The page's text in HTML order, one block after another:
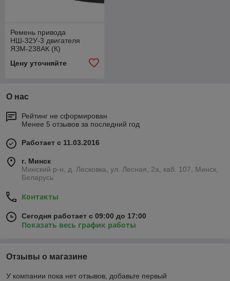
Ремень привода
НШ-32У-3 двигателя
ЯЗМ-238АК (К)
(B(Б)-1180, 14х13-1180)
Цену уточняйте
О нас
Рейтинг не сформирован
Менее 5 отзывов за последний год
Работает с 11.03.2016
г. Минск
Минский р-н, д. Лесковка, ул. Лесная, 2а, каб. 107, Минск,
Беларусь
Контакты
Сегодня работает с 09:00 до 17:00
Показать весь график работы
Отзывы о магазине
У компании пока нет отзывов, добавьте первый